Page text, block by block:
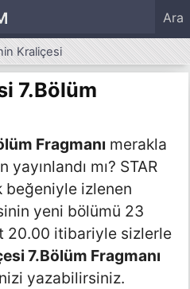
Ara
Kraliçesi
7.Bölüm
Fragmanı merakla
mı? STAR
beğeniyle izlenen
yeni bölümü 23
20.00 itibariyle sizlerle
7.Bölüm Fragmanı
yazabilirsiniz.